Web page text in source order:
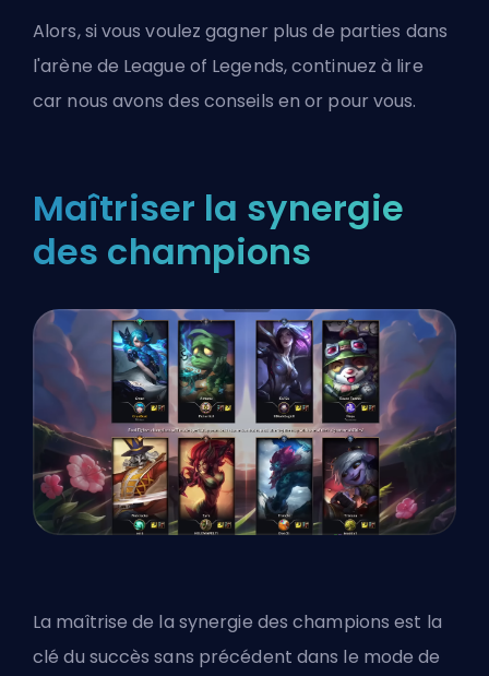
Alors, si vous voulez gagner plus de parties dans
l'arène de League of Legends, continuez à lire
car nous avons des conseils en or pour vous.
Maîtriser la synergie
des champions
La maîtrise de la synergie des champions est la
clé du succès sans précédent dans le mode de